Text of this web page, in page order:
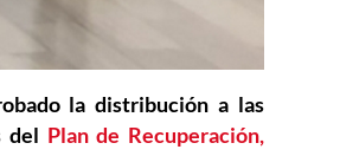
nueva ventana
la distribución a las
del Plan de Recuperación,